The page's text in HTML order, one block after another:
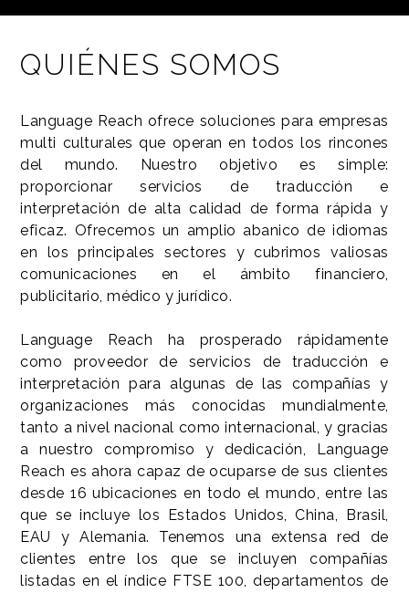
QUIÉNES SOMOS
Language Reach ofrece soluciones para empresas
multi culturales que operan en todos los rincones
del mundo. Nuestro objetivo es simple:
proporcionar servicios de traducción e
interpretación de alta calidad de forma rápida y
eficaz. Ofrecemos un amplio abanico de idiomas
en los principales sectores y cubrimos valiosas
comunicaciones en el ámbito financiero,
publicitario, médico y jurídico.
Language Reach ha prosperado rápidamente
como proveedor de servicios de traducción e
interpretación para algunas de las compañías y
organizaciones más conocidas mundialmente,
tanto a nivel nacional como internacional, y gracias
a nuestro compromiso y dedicación, Language
Reach es ahora capaz de ocuparse de sus clientes
desde 16 ubicaciones en todo el mundo, entre las
que se incluye los Estados Unidos, China, Brasil,
EAU y Alemania. Tenemos una extensa red de
clientes entre los que se incluyen compañías
listadas en el índice FTSE 100, departamentos de